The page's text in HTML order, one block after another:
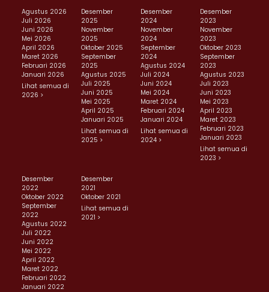
Agustus 2026
Juli 2026
Juni 2026
Mei 2026
April 2026
Maret 2026
Februari 2026
Januari 2026
Lihat semua di
2026 >
Desember
2025
November
2025
Oktober 2025
September
2025
Agustus 2025
Juli 2025
Juni 2025
Mei 2025
April 2025
Januari 2025
Lihat semua di
2025 >
Desember
2024
November
2024
September
2024
Agustus 2024
Juli 2024
Juni 2024
Mei 2024
Maret 2024
Februari 2024
Januari 2024
Lihat semua di
2024 >
Desember
2023
November
2023
Oktober 2023
September
2023
Agustus 2023
Juli 2023
Juni 2023
Mei 2023
April 2023
Maret 2023
Februari 2023
Januari 2023
Lihat semua di
2023 >
Desember
2022
Oktober 2022
September
2022
Agustus 2022
Juli 2022
Juni 2022
Mei 2022
April 2022
Maret 2022
Februari 2022
Januari 2022
Desember
2021
Oktober 2021
Lihat semua di
2021 >